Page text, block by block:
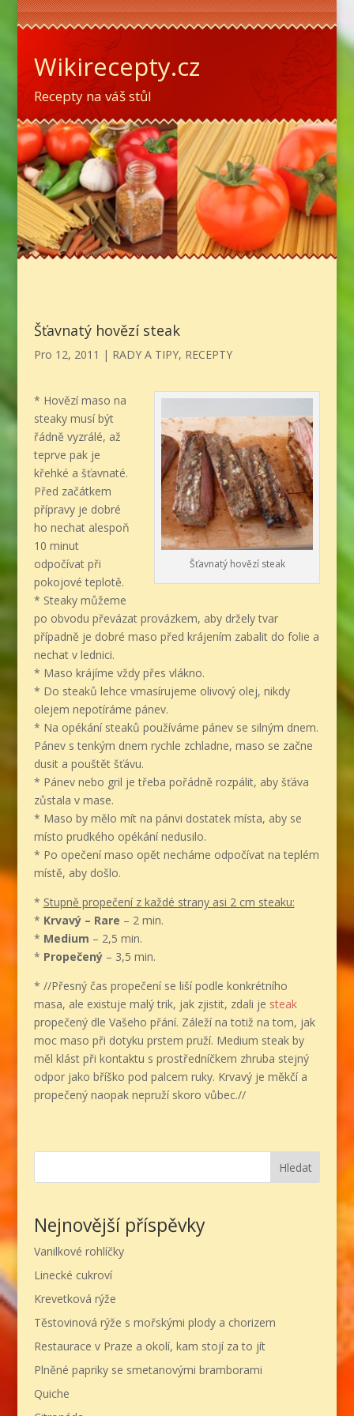
Wikirecepty.cz
Recepty na váš stůl
Šťavnatý hovězí steak
Pro 12, 2011 | RADY A TIPY, RECEPTY
Šťavnatý hovězí steak
* Hovězí maso na
steaky musí být
řádně vyzrálé, až
teprve pak je
křehké a šťavnaté.
Před začátkem
přípravy je dobré
ho nechat alespoň
10 minut
odpočívat při
pokojové teplotě.
* Steaky můžeme
po obvodu převázat provázkem, aby držely tvar
případně je dobré maso před krájením zabalit do folie a
nechat v lednici.
* Maso krájíme vždy přes vlákno.
* Do steaků lehce vmasírujeme olivový olej, nikdy
olejem nepotíráme pánev.
* Na opékání steaků používáme pánev se silným dnem.
Pánev s tenkým dnem rychle zchladne, maso se začne
dusit a pouštět šťávu.
* Pánev nebo gril je třeba pořádně rozpálit, aby šťáva
zůstala v mase.
* Maso by mělo mít na pánvi dostatek místa, aby se
místo prudkého opékání nedusilo.
* Po opečení maso opět necháme odpočívat na teplém
místě, aby došlo.
* Stupně propečení z každé strany asi 2 cm steaku:
* Krvavý – Rare – 2 min.
* Medium – 2,5 min.
* Propečený– 3,5 min.
* //Přesný čas propečení se liší podle konkrétního
masa, ale existuje malý trik, jak zjistit, zdali je steak
propečený dle Vašeho přání. Záleží na totiž na tom, jak
moc maso při dotyku prstem pruží. Medium steak by
měl klást při kontaktu s prostředníčkem zhruba stejný
odpor jako bříško pod palcem ruky. Krvavý je měkčí a
propečený naopak nepruží skoro vůbec.//
Hledat
Nejnovější příspěvky
Vanilkové rohlíčky
Linecké cukroví
Krevetková rýže
Těstovinová rýže s mořskými plody a chorizem
Restaurace v Praze a okolí, kam stojí za to jít
Plněné papriky se smetanovými bramborami
Quiche